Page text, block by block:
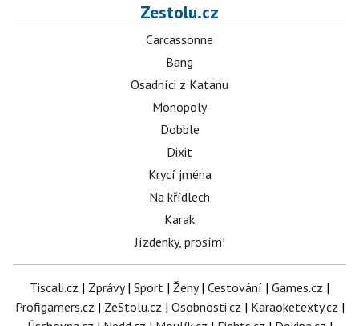
Zestolu.cz
Carcassonne
Bang
Osadníci z Katanu
Monopoly
Dobble
Dixit
Krycí jména
Na křídlech
Karak
Jízdenky, prosím!
Tiscali.cz | Zprávy| Sport | Ženy| Cestování | Games.cz |
Profigamers.cz | ZeStolu.cz | Osobnosti.cz | Karaoketexty.cz |